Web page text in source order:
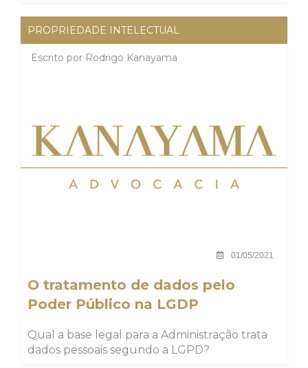
PROPRIEDADE INTELECTUAL
Escrito por Rodrigo Kanayama
01/05/2021
O tratamento de dados pelo
Poder Público na LGDP
Qual a base legal para a Administração trata
dados pessoais segundo a LGPD?